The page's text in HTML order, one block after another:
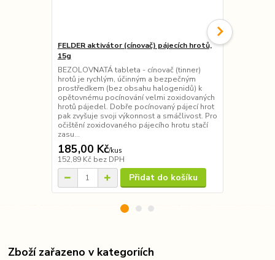
FELDER aktivátor (cínovač) pájecích hrotů,
15g
BEZOLOVNATÁ tableta - cínovač (tinner)
hrotů je rychlým, účinným a bezpečným
prostředkem (bez obsahu halogenidů) k
opětovnému pocínování velmi zoxidovaných
hrotů pájedel. Dobře pocínovaný pájecí hrot
pak zvyšuje svoji výkonnost a smáčlivost. Pro
očištění zoxidovaného pájecího hrotu stačí
zasu...
185,00 Kč/kus
152,89 Kč bez DPH
Přidat do košíku
Zboží zařazeno v kategoriích